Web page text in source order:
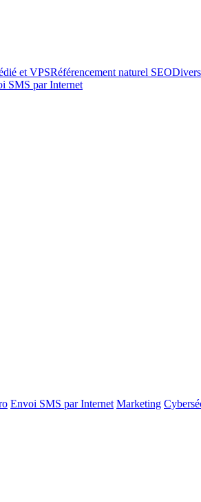
et VPSRéférencement naturel SEODivers
SMS par Internet
Envoi SMS par Internet Marketing